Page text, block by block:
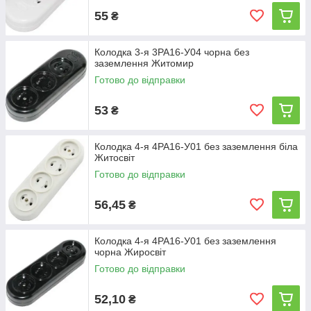
55 ₴
Колодка 3-я 3РА16-У04 чорна без
заземлення Житомир
Готово до відправки
53 ₴
Колодка 4-я 4РА16-У01 без заземлення біла
Житосвіт
Готово до відправки
56,45 ₴
Колодка 4-я 4РА16-У01 без заземлення
чорна Жиросвіт
Готово до відправки
52,10 ₴